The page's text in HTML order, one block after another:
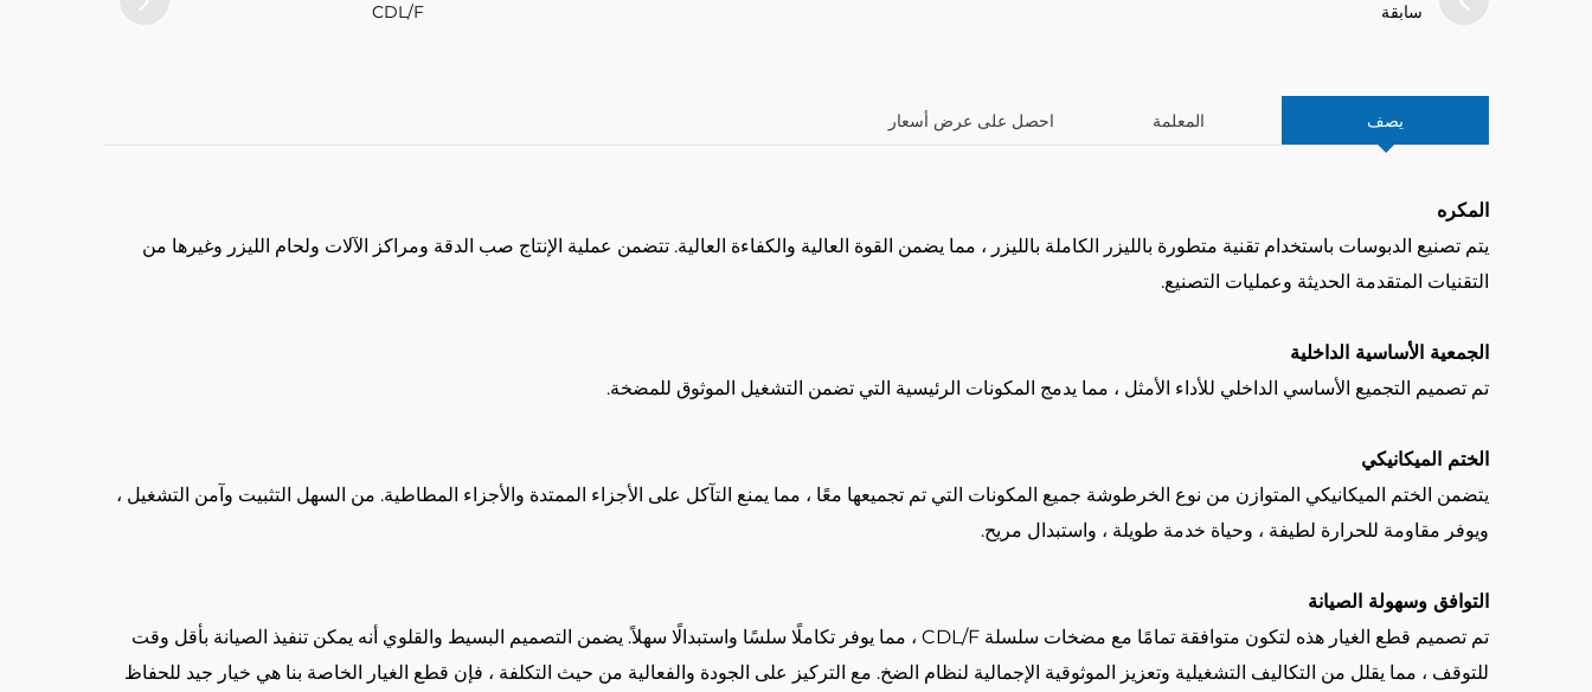
سابقة
CDL/F
يصف المعلمة احصل على عرض أسعار
المكره
يتم تصنيع الدبوسات باستخدام تقنية متطورة بالليزر الكاملة بالليزر ، مما يضمن القوة العالية والكفاءة العالية. تتضمن عملية الإنتاج صب الدقة ومراكز الآلات ولحام الليزر وغيرها من
التقنيات المتقدمة الحديثة وعمليات التصنيع.
الجمعية الأساسية الداخلية
تم تصميم التجميع الأساسي الداخلي للأداء الأمثل ، مما يدمج المكونات الرئيسية التي تضمن التشغيل الموثوق للمضخة.
الختم الميكانيكي
يتضمن الختم الميكانيكي المتوازن من نوع الخرطوشة جميع المكونات التي تم تجميعها معًا ، مما يمنع التآكل على الأجزاء الممتدة والأجزاء المطاطية. من السهل التثبيت وآمن التشغيل ،
ويوفر مقاومة للحرارة لطيفة ، وحياة خدمة طويلة ، واستبدال مريح.
التوافق وسهولة الصيانة
تم تصميم قطع الغيار هذه لتكون متوافقة تمامًا مع مضخات سلسلة CDL/F ، مما يوفر تكاملًا سلسًا واستبدالًا سهلاً. يضمن التصميم البسيط والقلوي أنه يمكن تنفيذ الصيانة بأقل وقت
للتوقف ، مما يقلل من التكاليف التشغيلية وتعزيز الموثوقية الإجمالية لنظام الضخ. مع التركيز على الجودة والفعالية من حيث التكلفة ، فإن قطع الغيار الخاصة بنا هي خيار جيد للحفاظ